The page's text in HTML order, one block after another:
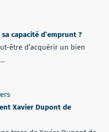
capacité d’emprunt ?
être d’acquérir un bien
Xavier Dupont de